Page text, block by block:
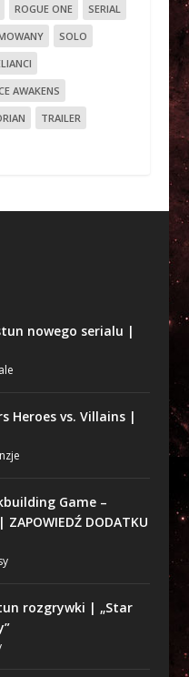
ROGUE ONE
SERIAL
SOLO
AWAKENS
TRAILER
nowego serialu |
Heroes vs. Villains |
Game –
DODATKU
rozgrywki | „Star